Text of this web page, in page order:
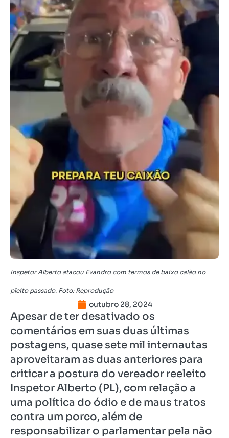
Inspetor Alberto atacou Evandro com termos de baixo calão no
pleito passado. Foto: Reprodução
outubro 28, 2024
Apesar de ter desativado os
comentários em suas duas últimas
postagens, quase sete mil internautas
aproveitaram as duas anteriores para
criticar a postura do vereador reeleito
Inspetor Alberto (PL), com relação a
uma política do ódio e de maus tratos
contra um porco, além de
responsabilizar o parlamentar pela não